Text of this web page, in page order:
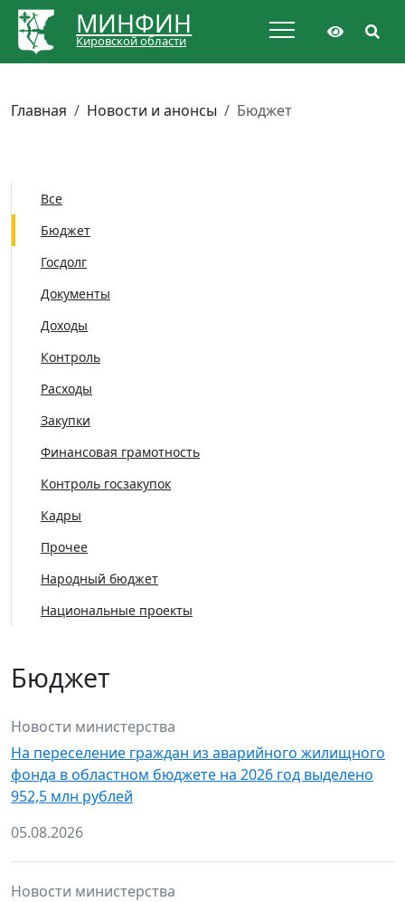
МИНФИН
Кировской области
Главная Новости и анонсы Бюджет
Все
Бюджет
Госдолг
Документы
Доходы
Контроль
Расходы
Закупки
Финансовая грамотность
Контроль госзакупок
Кадры
Прочее
Народный бюджет
Национальные проекты
Бюджет
Новости министерства
На переселение граждан из аварийного жилищного
фонда в областном бюджете на 2026 год выделено
952,5 млн рублей
05.08.2026
Новости министерства